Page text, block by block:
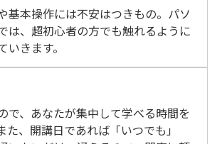
基本操作には不安はつきもの。パソ
は、超初心者の方でも触れるように
いきます。
で、あなたが集中して学べる時間を
た、開講日であれば「いつでも」